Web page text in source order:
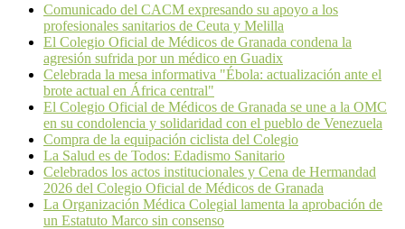
Comunicado del CACM expresando su apoyo a los
profesionales sanitarios de Ceuta y Melilla
El Colegio Oficial de Médicos de Granada condena la
agresión sufrida por un médico en Guadix
Celebrada la mesa informativa "Ébola: actualización ante el
brote actual en África central"
El Colegio Oficial de Médicos de Granada se une a la OMC
en su condolencia y solidaridad con el pueblo de Venezuela
Compra de la equipación ciclista del Colegio
La Salud es de Todos: Edadismo Sanitario
Celebrados los actos institucionales y Cena de Hermandad
2026 del Colegio Oficial de Médicos de Granada
La Organización Médica Colegial lamenta la aprobación de
un Estatuto Marco sin consenso